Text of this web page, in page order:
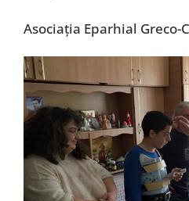
Asociația Eparhial Greco-